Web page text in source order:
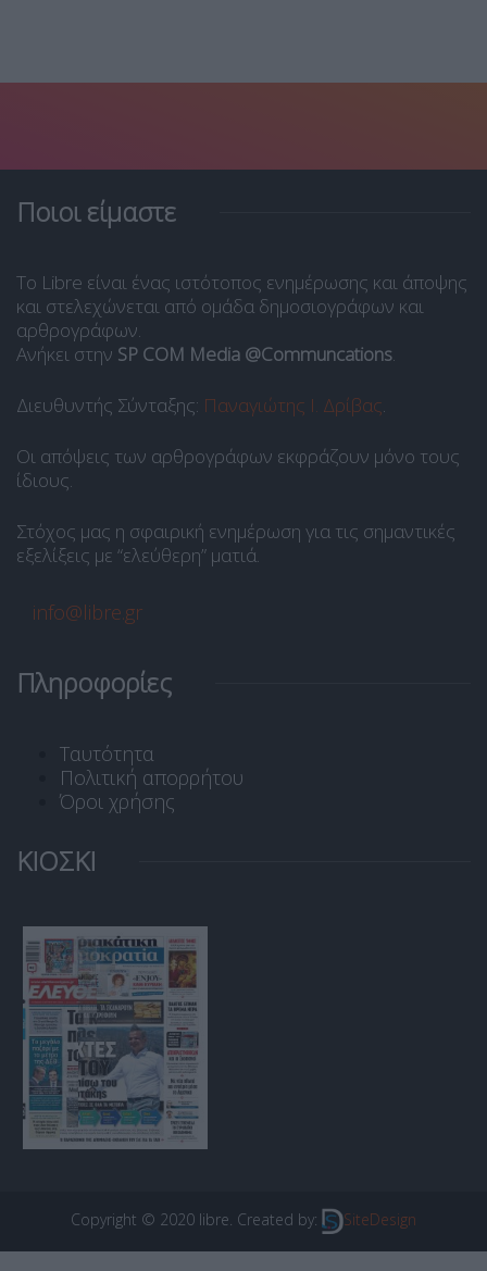
Ποιοι είμαστε
Το Libre είναι ένας ιστότοπος ενημέρωσης και άποψης
και στελεχώνεται από ομάδα δημοσιογράφων και
αρθρογράφων.
Ανήκει στην SP COM Media @Communcations.
Διευθυντής Σύνταξης: Παναγιώτης Ι. Δρίβας.
Οι απόψεις των αρθρογράφων εκφράζουν μόνο τους
ίδιους.
Στόχος μας η σφαιρική ενημέρωση για τις σημαντικές
εξελίξεις με “ελεύθερη” ματιά.
info@libre.gr
Πληροφορίες
Ταυτότητα
Πολιτική απορρήτου
Όροι χρήσης
ΚΙΟΣΚΙ
Copyright © 2020 libre. Created by: SiteDesign